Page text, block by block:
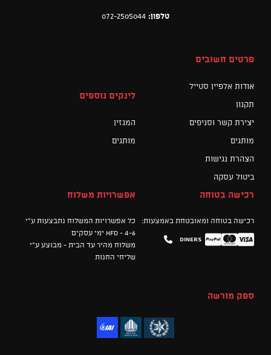
טלפון: 072-2505044
פרטים חשובים
אודות אלפיין סטייל
תקנון
יצירת קשר וסניפים
מותגים
הצהרת נגישות
ביטול עסקה
לינקים נוספים
המגזין
מותגים
רכישה בטוחה
רכישה בטוחה ומאובטחת באמצעות:
Visa
Mastercard
PayPal
Diners
אפשרויות משלוח
כל אפשרויות המשלוח נתבצעות ע"י
HFD - 4-6 ימי עסקים
משלוח מהיר עד הבית - מבוצע ע"י
שליחי החנות
ספק מורשה